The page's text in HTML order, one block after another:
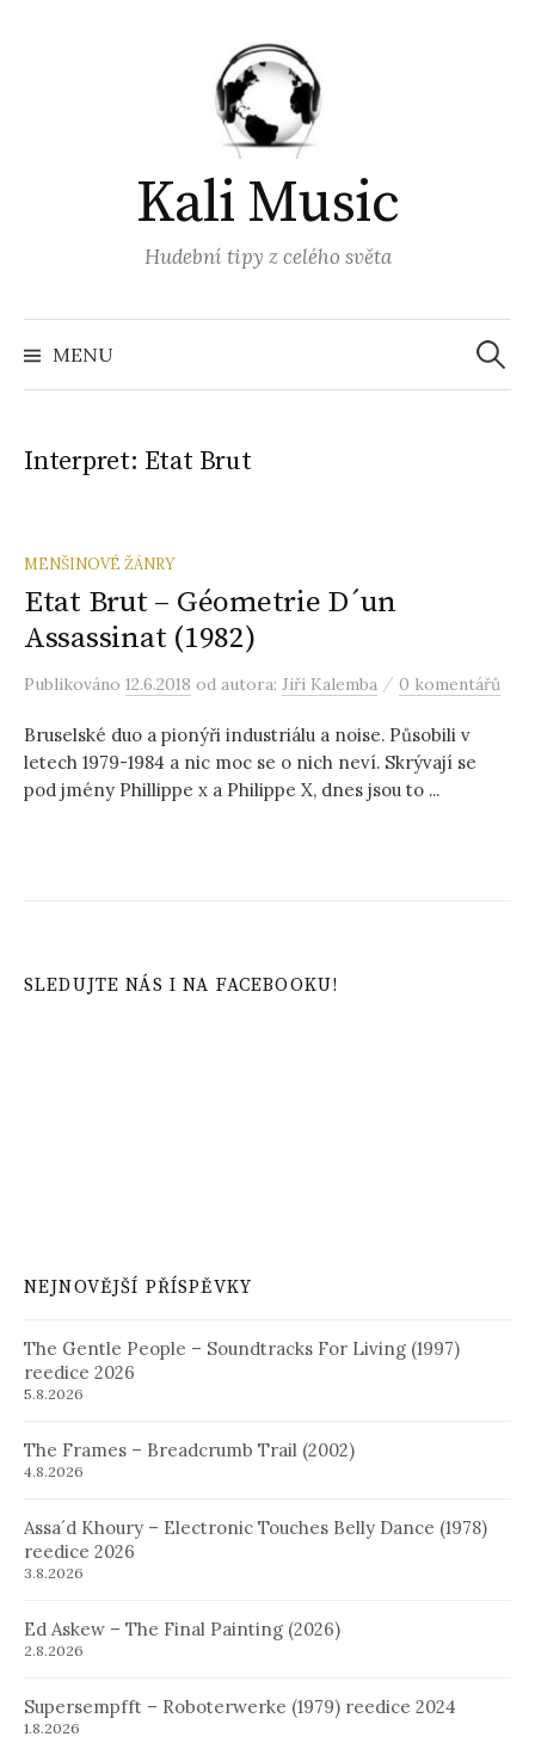
Kali Music
Hudební tipy z celého světa
MENU
Interpret: Etat Brut
MENŠINOVÉ ŽÁNRY
Etat Brut – Géometrie D´un
Assassinat (1982)
Publikováno 12.6.2018 od autora: Jiří Kalemba / 0 komentářů
Bruselské duo a pionýři industriálu a noise. Působili v
letech 1979-1984 a nic moc se o nich neví. Skrývají se
pod jmény Phillippe x a Philippe X, dnes jsou to ...
SLEDUJTE NÁS I NA FACEBOOKU!
NEJNOVĚJŠÍ PŘÍSPĚVKY
The Gentle People – Soundtracks For Living (1997)
reedice 2026
5.8.2026
The Frames – Breadcrumb Trail (2002)
4.8.2026
Assa´d Khoury – Electronic Touches Belly Dance (1978)
reedice 2026
3.8.2026
Ed Askew – The Final Painting (2026)
2.8.2026
Supersempfft – Roboterwerke (1979) reedice 2024
1.8.2026